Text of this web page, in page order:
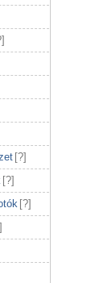
]
[?]
[?]
[?]
]